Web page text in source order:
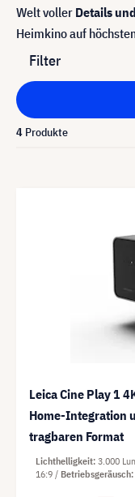
Welt voller Details
Heimkino auf
Filter
4 Produkte
Leica Cine Play 1
Home-Integration
tragbaren Format
Lichthelligkeit 3.000
16:9
Betriebsgeräusch